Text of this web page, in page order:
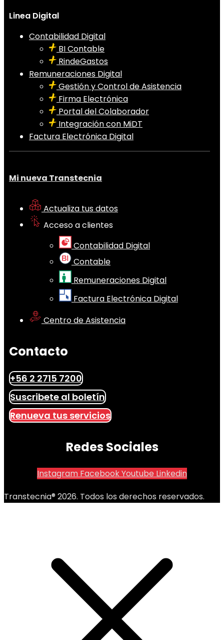
Linea Digital
Contabilidad Digital
BI Contable
RindeGastos
Remuneraciones Digital
Gestión y Control de Asistencia
Firma Electrónica
Portal del Colaborador
Integración con MiDT
Factura Electrónica Digital
Mi nueva Transtecnia
Actualiza tus datos
Acceso a clientes
Contabilidad Digital
Contable
Remuneraciones Digital
Factura Electrónica Digital
Centro de Asistencia
Contacto
+56 2 2715 7200
Suscribete al boletín
Renueva tus servicios
Redes Sociales
Instagram FacebookYoutube Linkedin
Transtecnia® 2026. Todos los derechos reservados.